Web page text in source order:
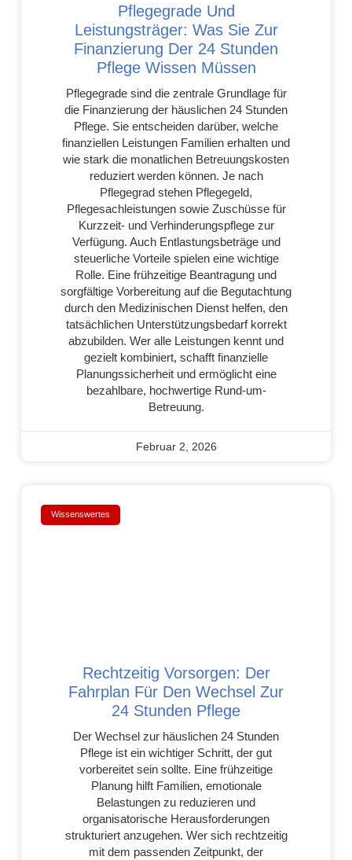
Pflegegrade Und
Leistungsträger: Was Sie Zur
Finanzierung Der 24 Stunden
Pflege Wissen Müssen
Pflegegrade sind die zentrale Grundlage für
die Finanzierung der häuslichen 24 Stunden
Pflege. Sie entscheiden darüber, welche
finanziellen Leistungen Familien erhalten und
wie stark die monatlichen Betreuungskosten
reduziert werden können. Je nach
Pflegegrad stehen Pflegegeld,
Pflegesachleistungen sowie Zuschüsse für
Kurzzeit- und Verhinderungspflege zur
Verfügung. Auch Entlastungsbeträge und
steuerliche Vorteile spielen eine wichtige
Rolle. Eine frühzeitige Beantragung und
sorgfältige Vorbereitung auf die Begutachtung
durch den Medizinischen Dienst helfen, den
tatsächlichen Unterstützungsbedarf korrekt
abzubilden. Wer alle Leistungen kennt und
gezielt kombiniert, schafft finanzielle
Planungssicherheit und ermöglicht eine
bezahlbare, hochwertige Rund-um-
Betreuung.
Februar 2, 2026
Wissenswertes
Rechtzeitig Vorsorgen: Der
Fahrplan Für Den Wechsel Zur
24 Stunden Pflege
Der Wechsel zur häuslichen 24 Stunden
Pflege ist ein wichtiger Schritt, der gut
vorbereitet sein sollte. Eine frühzeitige
Planung hilft Familien, emotionale
Belastungen zu reduzieren und
organisatorische Herausforderungen
strukturiert anzugehen. Wer sich rechtzeitig
mit dem passenden Zeitpunkt, der